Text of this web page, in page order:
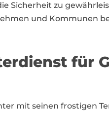
Sicherheit zu
und Kommunen
für
mit seinen frostigen